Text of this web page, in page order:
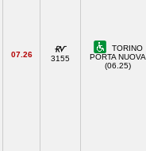
07.26 3155
TORINO
PORTA NUOVA
(06.25)